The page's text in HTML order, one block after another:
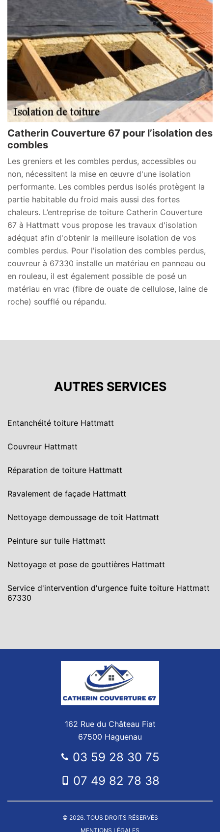
Catherin Couverture 67 pour l’isolation des
combles
Les greniers et les combles perdus, accessibles ou
non, nécessitent la mise en œuvre d'une isolation
performante. Les combles perdus isolés protègent la
partie habitable du froid mais aussi des fortes
chaleurs. L’entreprise de toiture Catherin Couverture
67 à Hattmatt vous propose les travaux d'isolation
adéquat afin d'obtenir la meilleure isolation de vos
combles perdus. Pour l'isolation des combles perdus,
couvreur à 67330 installe un matériau en panneau ou
en rouleau, il est également possible de posé un
matériau en vrac (fibre de ouate de cellulose, laine de
roche) soufflé ou répandu.
AUTRES SERVICES
Entanchéité toiture Hattmatt
Couvreur Hattmatt
Réparation de toiture Hattmatt
Ravalement de façade Hattmatt
Nettoyage demoussage de toit Hattmatt
Peinture sur tuile Hattmatt
Nettoyage et pose de gouttières Hattmatt
Service d'intervention d'urgence fuite toiture Hattmatt
67330
162 Rue du Château Fiat
67500 Haguenau
03 59 28 30 75
07 49 82 78 38
© 2026. TOUS DROITS RÉSERVÉS
MENTIONS LÉGALES